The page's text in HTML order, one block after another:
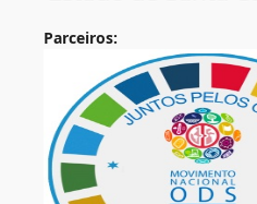
Parceiros: